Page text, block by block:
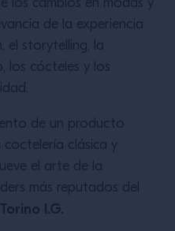
los cambios en modas y
de la experiencia
el storytelling, la
los cócteles y los
de un producto
clásica y
el arte de la
más reputados del
I.G.